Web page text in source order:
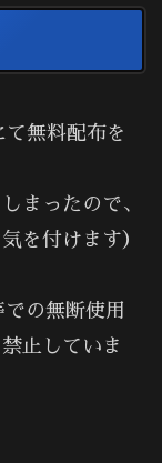
無料配布を
まったので、
を付けます）
の無断使用
止していま